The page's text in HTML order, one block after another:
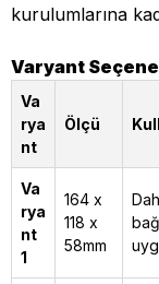
kurulumlarına
Varyant
Va
rya
nt
Ölçü
Va
rya
nt
1
164 x
118 x
58mm